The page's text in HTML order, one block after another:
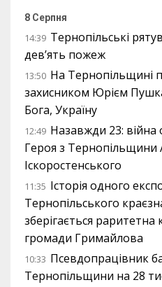
8 Серпня
14:39 Тернопільські
дев’ять пожеж
13:50 На Тернопільщині
захисником Юрієм
Бога, Україну
12:49 Назавжди 23: війна
Героя з Тернопільщини
Іскоростенського
11:35 Історія одного
Тернопільського
зберігається
громади Гримайлова
10:33 Псевдопрацівник
Тернопільщини на 28